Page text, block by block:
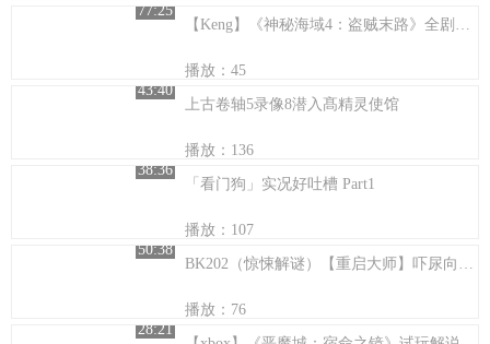
77:25
【Keng】《神秘海域4：盗贼末路》全剧情解说10：新德文郡
播放：45
43:40
上古卷轴5录像8潜入髙精灵使馆
播放：136
38:36
「看门狗」实况好吐槽 Part1
播放：107
50:38
BK202（惊悚解谜）【重启大师】吓尿向视频攻略解说六
播放：76
28:21